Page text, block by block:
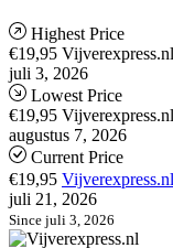
Highest Price
€19,95 Vijverexpress.nl
juli 3, 2026
Lowest Price
€19,95 Vijverexpress.nl
augustus 7, 2026
Current Price
€19,95 Vijverexpress.nl
juli 21, 2026
Since juli 3, 2026